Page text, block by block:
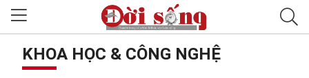
KHOA HỌC & CÔNG NGHỆ